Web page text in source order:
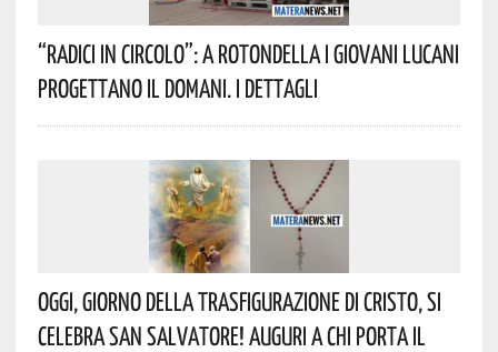
“Radici In Circolo”: A Rotondella I Giovani Lucani
Progettano Il Domani. I Dettagli
Oggi, Giorno Della Trasfigurazione Di Cristo, Si
Celebra San Salvatore! Auguri A Chi Porta Il